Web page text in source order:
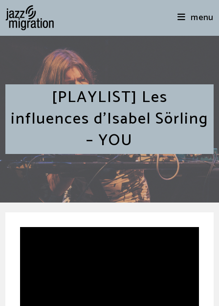
menu
[PLAYLIST] Les
influences d’Isabel Sörling
– YOU